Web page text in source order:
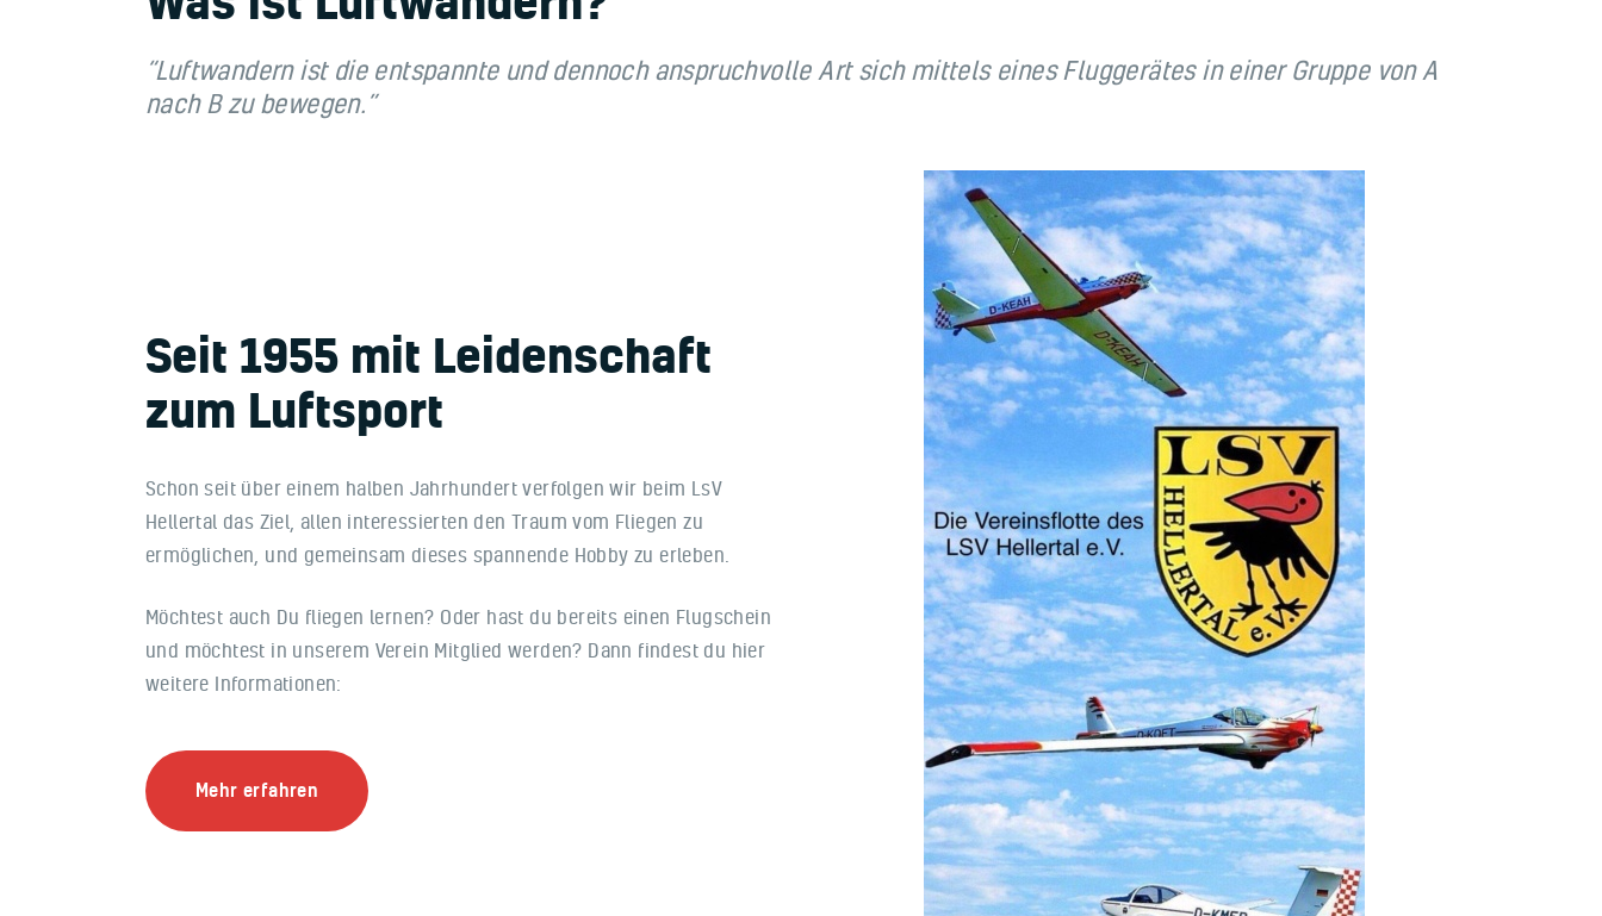
“Luftwandern ist die entspannte und dennoch anspruchvolle Art sich mittels eines Fluggerätes in einer Gruppe von A
nach B zu bewegen.”
Seit 1955 mit Leidenschaft
zum Luftsport
Schon seit über einem halben Jahrhundert verfolgen wir beim LsV
Hellertal das Ziel, allen interessierten den Traum vom Fliegen zu
ermöglichen, und gemeinsam dieses spannende Hobby zu erleben.
Möchtest auch Du fliegen lernen? Oder hast du bereits einen Flugschein
und möchtest in unserem Verein Mitglied werden? Dann findest du hier
weitere Informationen:
Mehr erfahren